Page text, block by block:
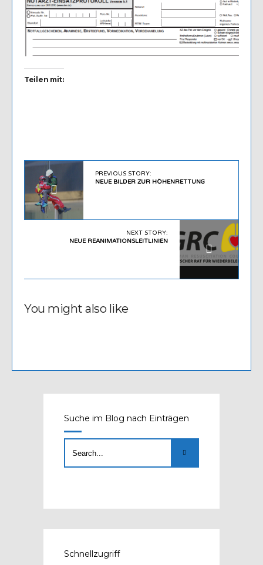
Teilen mit:
PREVIOUS STORY:
NEUE BILDER ZUR HÖHENRETTUNG
NEXT STORY:
NEUE REANIMATIONSLEITLINIEN
You might also like
Suche im Blog nach Einträgen
Schnellzugriff